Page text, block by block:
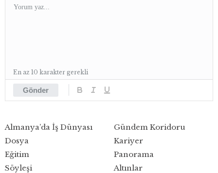
Gönder
En az 10 karakter gerekli
Almanya’da İş Dünyası
Dosya
Eğitim
Gündem Koridoru
Kariyer
Panorama
Söyleşi
Altınlar